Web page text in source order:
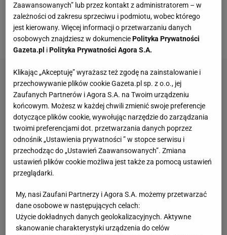
graniczna. Ziścił się najgorszy scenariusz i Władimir
Putin zdecydował się na całkowitą inwazję na
Ukrainę.
Zaawansowanych” lub przez kontakt z administratorem – w
zależności od zakresu sprzeciwu i podmiotu, wobec którego
jest kierowany. Więcej informacji o przetwarzaniu danych
osobowych znajdziesz w dokumenciePolityka Prywatności
Gazeta.pl iPolityka Prywatności Agora S.A.
Klikając „Akceptuję” wyrażasz też zgodę na zainstalowanie i
przechowywanie plików cookie Gazeta.pl sp. z o.o., jej
Zaufanych Partnerów i Agora S.A. na Twoim urządzeniu
końcowym. Możesz w każdej chwili zmienić swoje preferencje
dotyczące plików cookie, wywołując narzędzie do zarządzania
twoimi preferencjami dot. przetwarzania danych poprzez
odnośnik „Ustawienia prywatności ” w stopce serwisu i
przechodząc do „Ustawień Zaawansowanych”. Zmiana
ustawień plików cookie możliwa jest także za pomocą ustawień
przeglądarki.
My, nasi Zaufani Partnerzy i Agora S.A. możemy przetwarzać
dane osobowe w następujących celach:
Użycie dokładnych danych geolokalizacyjnych. Aktywne
skanowanie charakterystyki urządzenia do celów